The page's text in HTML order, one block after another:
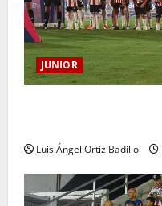
JUNIOR
Luis Ángel Ortiz Badillo